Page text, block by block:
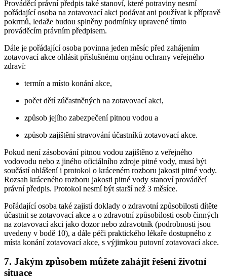
Prováděcí právní předpis také stanoví, které potraviny nesmí
pořádající osoba na zotavovací akci podávat ani používat k přípravě
pokrmů, ledaže budou splněny podmínky upravené tímto
prováděcím právním předpisem.
Dále je pořádající osoba povinna jeden měsíc před zahájením
zotavovací akce ohlásit příslušnému orgánu ochrany veřejného
zdraví:
termín a místo konání akce,
počet dětí zúčastněných na zotavovací akci,
způsob jejího zabezpečení pitnou vodou a
způsob zajištění stravování účastníků zotavovací akce.
Pokud není zásobování pitnou vodou zajištěno z veřejného
vodovodu nebo z jiného oficiálního zdroje pitné vody, musí být
součástí ohlášení i protokol o kráceném rozboru jakosti pitné vody.
Rozsah kráceného rozboru jakosti pitné vody stanoví prováděcí
právní předpis. Protokol nesmí být starší než 3 měsíce.
Pořádající osoba také zajistí doklady o zdravotní způsobilosti dítěte
účastnit se zotavovací akce a o zdravotní způsobilosti osob činných
na zotavovací akci jako dozor nebo zdravotník (podrobnosti jsou
uvedeny v bodě 10), a dále péči praktického lékaře dostupného z
místa konání zotavovací akce, s výjimkou putovní zotavovací akce.
7. Jakým způsobem můžete zahájit řešení životní
situace